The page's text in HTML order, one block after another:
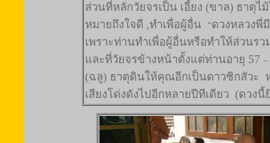
ส่วนที่หลักวัยจรเป็น เอี้ยง (ขาล) ธาตุไ
หมายถึงใจดี ,ทำเพื่อผู้อื่น
“ดวงหลวงพี่
เพราะท่านทำเพื่อผู้อื่นหรือทำให้ส่วนรว
และที่วัยจรข้างหน้าตั้งแต่ท่านอายุ 57 –
(ฉลู) ธาตุดินให้คุณอีกเป็นดาวชิกสัวะ
เสียงโด่งดังไปอีกหลายปีทีเดียว (ดวงนี้